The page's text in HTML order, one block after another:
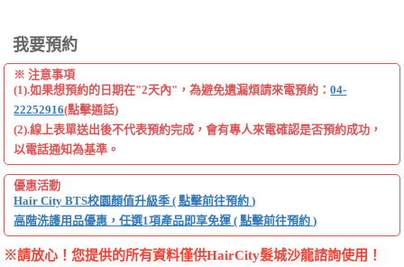
我要預約
※ 注意事項
(1).如果想預約的日期在"2天內"，為避免遺漏煩請來電預約：04-
22252916(點擊通話)
(2).線上表單送出後不代表預約完成，會有專人來電確認是否預約成功，
以電話通知為基準。
優惠活動
Hair City BTS校園顏值升級季 ( 點擊前往預約 )
高階洗護用品優惠，任選1項產品即享免運 ( 點擊前往預約 )
※請放心！您提供的所有資料僅供HairCity髮城沙龍諮詢使用！